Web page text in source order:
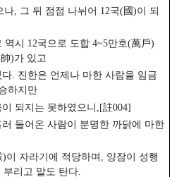
, 그 뒤 점점 나뉘어 12국(國)이 되
시 12국으로 도합 4~5만호(萬戶)
)가 있고
. 진한은 언제나 마한 사람을 임금
하지만
되지는 못하였으니,[註004]
들어온 사람이 분명한 까닭에 마한
이 자라기에 적당하며, 양잠이 성행
리고 말도 탄다.